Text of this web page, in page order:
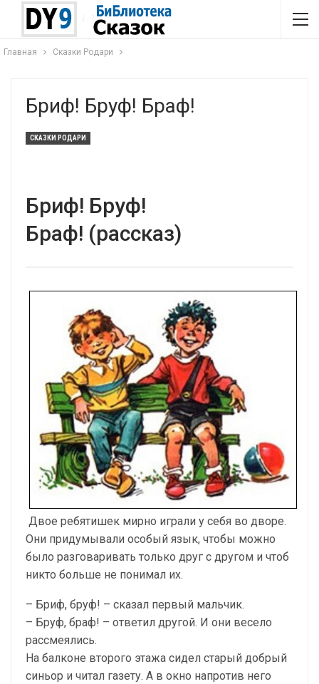
Главная Сказки Родари
Бриф! Бруф! Браф!
СКАЗКИ РОДАРИ
Бриф! Бруф!
Браф! (рассказ)
Двое ребятишек мирно играли у себя во дворе.
Они придумывали особый язык, чтобы можно
было разговаривать только друг с другом и чтоб
никто больше не понимал их.
– Бриф, бруф! – сказал первый мальчик.
– Бруф, браф! – ответил другой. И они весело
рассмеялись.
На балконе второго этажа сидел старый добрый
синьор и читал газету. А в окно напротив него